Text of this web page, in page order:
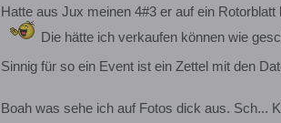
Hatte aus Jux meinen 4#3 er auf ein
Die hätte ich verkaufen können wie
Sinnig für so ein Event ist ein Zettel mit den
Boah was sehe ich auf Fotos dick aus. Sch...